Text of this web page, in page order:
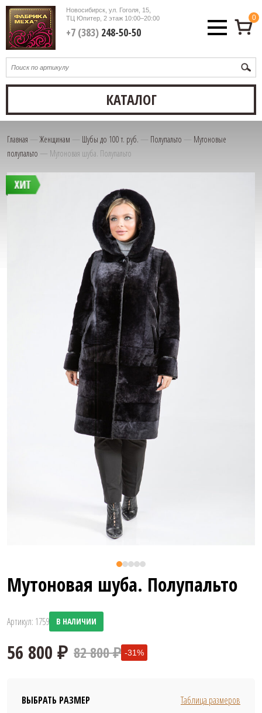
Новосибирск, ул. Гоголя, 15,
ТЦ Юпитер, 2 этаж10:00–20:00
+7 (383)248-50-50
0
КАТАЛОГ
Главная — Женщинам — Шубы до 100 т. руб. — Полупальто — Мутоновые
полупальто — Мутоновая шуба. Полупальто
Мутоновая шуба. Полупальто
Артикул: 1759 В НАЛИЧИИ
82 800 ₽ -31%
ВЫБРАТЬ РАЗМЕР Таблица размеров